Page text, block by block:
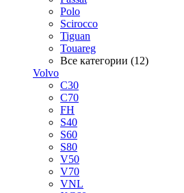
Polo
Scirocco
Tiguan
Touareg
Все категории (12)
Volvo
C30
C70
FH
S40
S60
S80
V50
V70
VNL